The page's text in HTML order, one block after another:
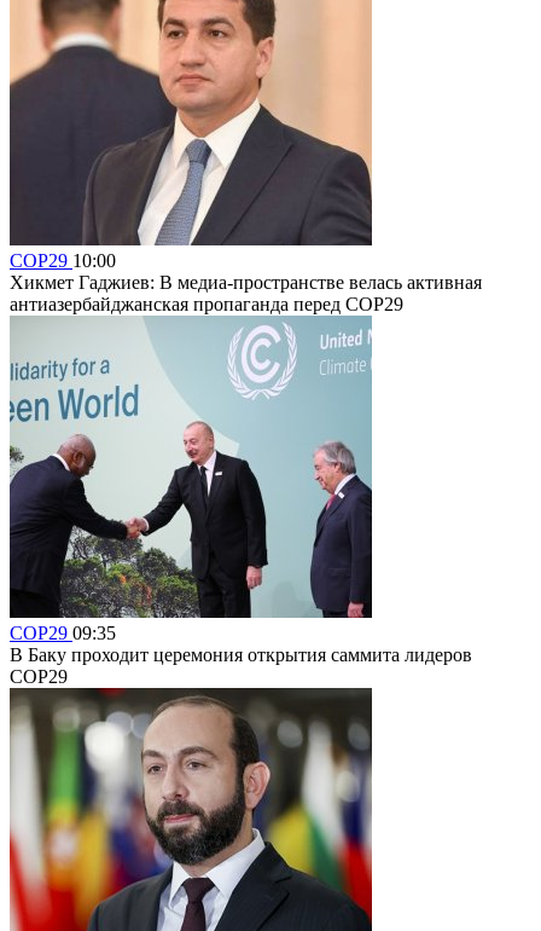
COP29 10:00
Хикмет Гаджиев: В медиа-пространстве велась активная
антиазербайджанская пропаганда перед COP29
COP29 09:35
В Баку проходит церемония открытия саммита лидеров
COP29